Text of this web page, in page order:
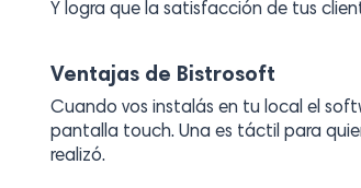
Y logra que la satisfacción de tus
Ventajas de Bistrosoft
Cuando vos instalás en tu local el
pantalla touch. Una es táctil para
realizó.